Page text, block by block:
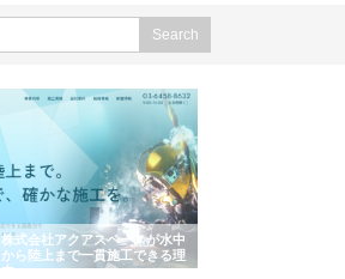
株式会社アクアスペースが水中
から陸上まで一貫施工できる理
由